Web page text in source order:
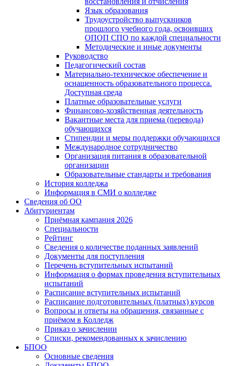
Язык образования
Трудоустройство выпускников
прошлого учебного года, освоивших
ОПОП СПО по каждой специальности
Методические и иные документы
Руководство
Педагогический состав
Материально-техническое обеспечение и
оснащенность образовательного процесса.
Доступная среда
Платные образовательные услуги
Финансово-хозяйственная деятельность
Вакантные места для приема (перевода)
обучающихся
Стипендии и меры поддержки обучающихся
Международное сотрудничество
Организация питания в образовательной
организации
Образовательные стандарты и требования
История колледжа
Информация в СМИ о колледже
Сведения об ОО
Абитуриентам
Приёмная кампания 2026
Специальности
Рейтинг
Сведения о количестве поданных заявлений
Документы для поступления
Перечень вступительных испытаний
Информация о формах проведения вступительных
испытаний
Расписание вступительных испытаний
Расписание подготовительных (платных) курсов
Вопросы и ответы на обращения, связанные с
приёмом в Колледж
Приказ о зачислении
Списки, рекомендованных к зачислению
БПОО
Основные сведения